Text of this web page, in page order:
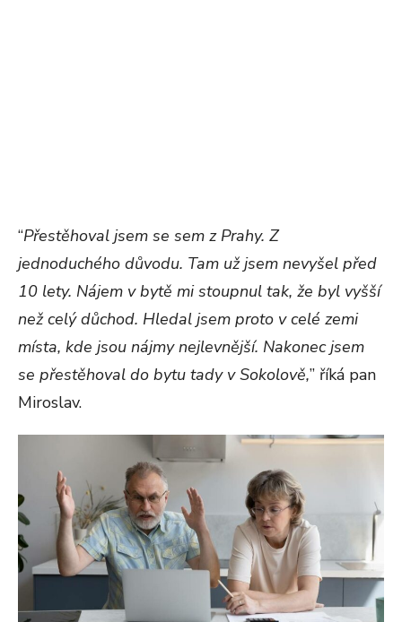
“Přestěhoval jsem se sem z Prahy. Z
jednoduchého důvodu. Tam už jsem nevyšel před
10 lety. Nájem v bytě mi stoupnul tak, že byl vyšší
než celý důchod. Hledal jsem proto v celé zemi
místa, kde jsou nájmy nejlevnější. Nakonec jsem
se přestěhoval do bytu tady v Sokolově,” říká pan
Miroslav.